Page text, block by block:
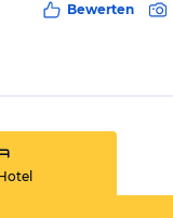
Bewerten